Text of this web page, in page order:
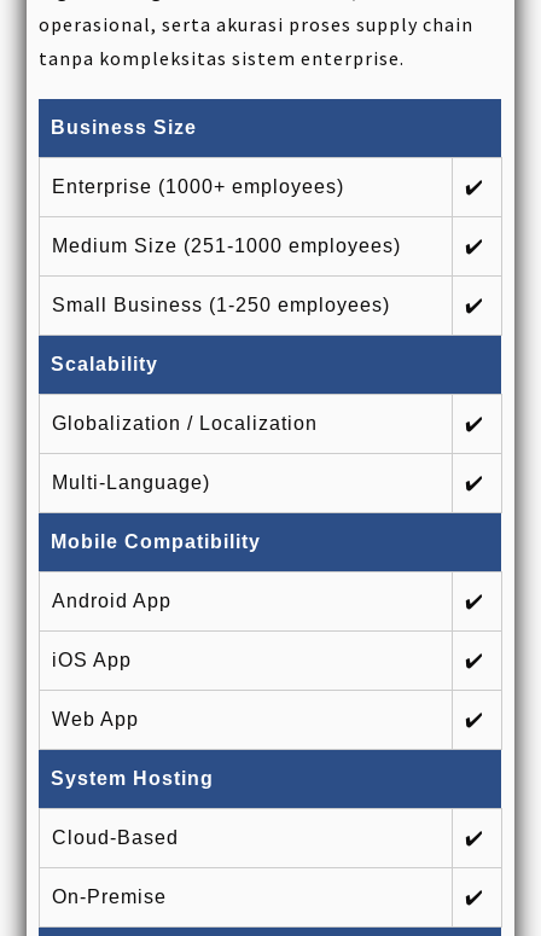
operasional, serta akurasi proses supply chain
tanpa kompleksitas sistem enterprise.
Business Size
Enterprise (1000+ employees) ✔️
Medium Size (251-1000 employees) ✔️
Small Business (1-250 employees) ✔️
Scalability
Globalization / Localization ✔️
Multi-Language) ✔️
Mobile Compatibility
Android App ✔️
iOS App ✔️
Web App ✔️
System Hosting
Cloud-Based ✔️
On-Premise ✔️